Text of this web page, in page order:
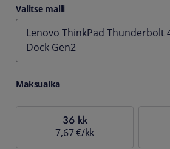
Valitse malli
Lenovo ThinkPad Thunderbolt
Dock Gen2
Maksuaika
36 kk
7,67 €/kk